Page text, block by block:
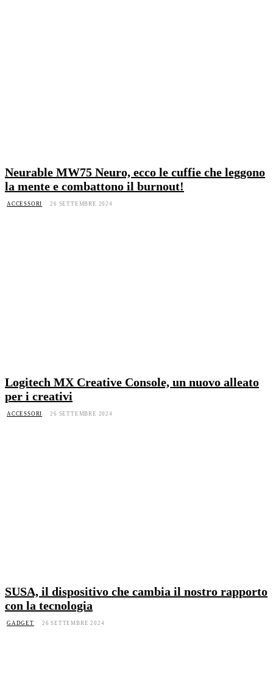
Neurable MW75 Neuro, ecco le cuffie che leggono
la mente e combattono il burnout!
ACCESSORI 26 SETTEMBRE 2024
Logitech MX Creative Console, un nuovo alleato
per i creativi
ACCESSORI 26 SETTEMBRE 2024
SUSA, il dispositivo che cambia il nostro rapporto
con la tecnologia
GADGET 26 SETTEMBRE 2024